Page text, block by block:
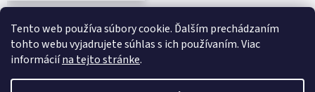
Tento web používa súbory cookie. Ďalším prechádzaním
tohto webu vyjadrujete súhlas s ich používaním. Viac
informáciína tejto stránke.